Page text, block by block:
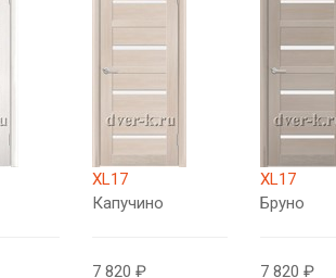
XL17
Капучино
7 820 ₽
XL17
Бруно
7 820 ₽